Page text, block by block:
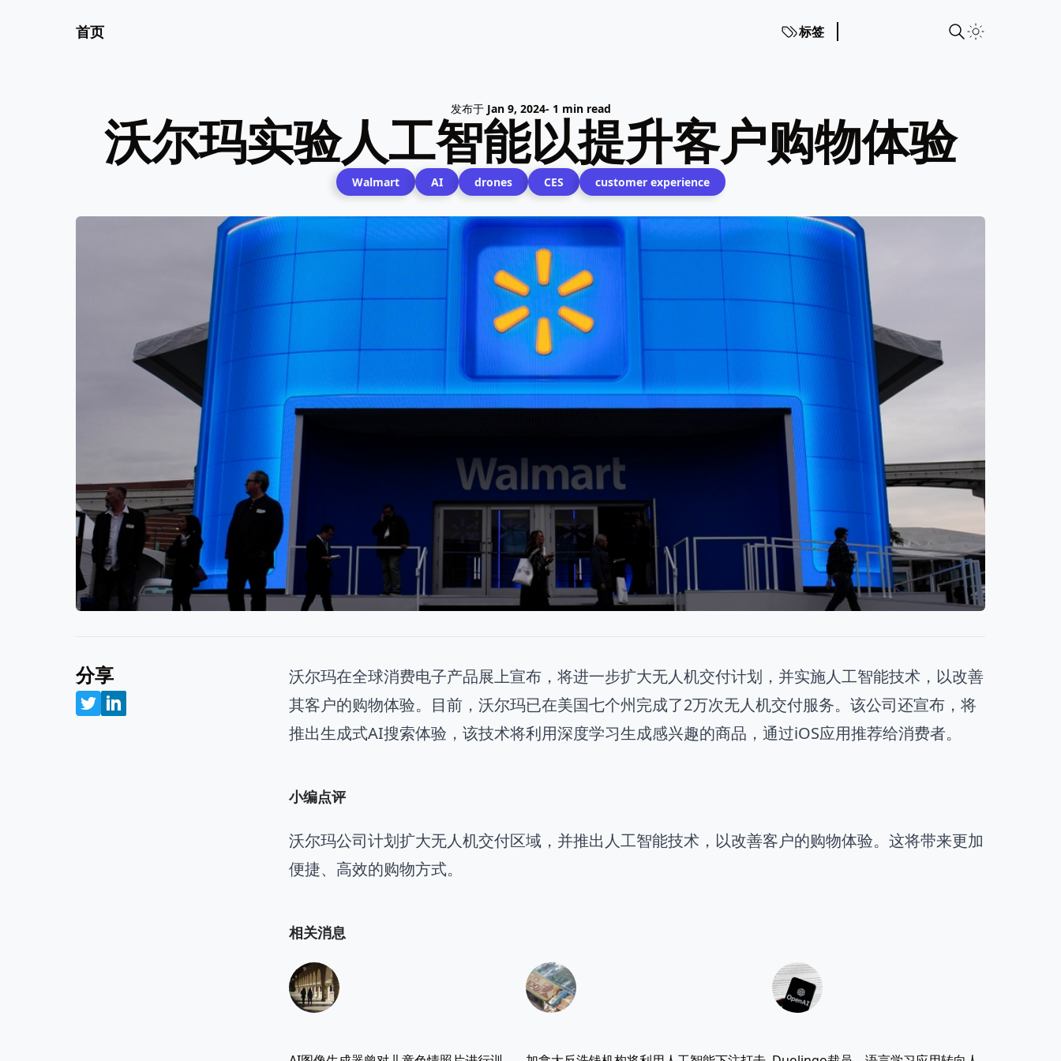
首页 标签
发布于 Jan 9, 2024- 1 min read
沃尔玛实验人工智能以提升客户购物体验
Walmart AI drones CES customer experience
分享
沃尔玛在全球消费电子产品展上宣布，将进一步扩大无人机交付计划，并实施人工智能技术，以改善
其客户的购物体验。目前，沃尔玛已在美国七个州完成了2万次无人机交付服务。该公司还宣布，将
推出生成式AI搜索体验，该技术将利用深度学习生成感兴趣的商品，通过iOS应用推荐给消费者。
小编点评
沃尔玛公司计划扩大无人机交付区域，并推出人工智能技术，以改善客户的购物体验。这将带来更加
便捷、高效的购物方式。
相关消息